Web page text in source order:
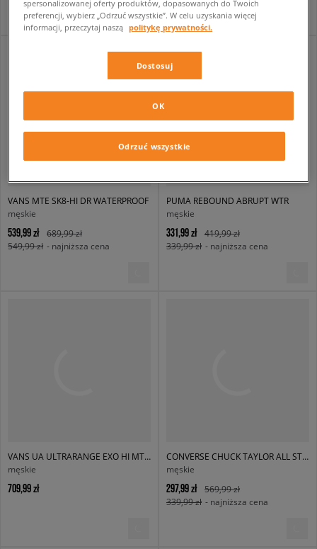
VANS MTE SK8-HI DR WATERPROOF
męskie
539,99 zł
689,99 zł
549,99 zł - najniższa cena
PUMA REBOUND ABRUPT WTR
męskie
331,99 zł
419,99 zł
339,99 zł - najniższa cena
VANS UA ULTRARANGE EXO HI MTE-2
męskie
709,99 zł
CONVERSE CHUCK TAYLOR ALL STAR CITY TREK WP
męskie
297,99 zł
569,99 zł
339,99 zł - najniższa cena
spersonalizowanej oferty produktów, dopasowanych do Twoich
preferencji, wybierz „Odrzuć wszystkie”. W celu uzyskania więcej
informacji, przeczytaj naszą politykę prywatności.
Dostosuj
Odrzuć wszystkie
OK